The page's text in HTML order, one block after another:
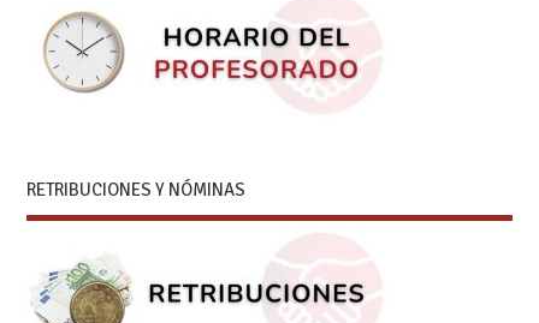
RETRIBUCIONES Y NÓMINAS